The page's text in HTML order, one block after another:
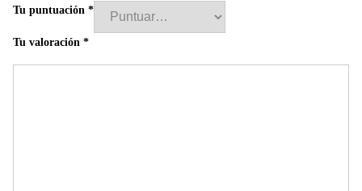
Tu puntuación *
Tu valoración *